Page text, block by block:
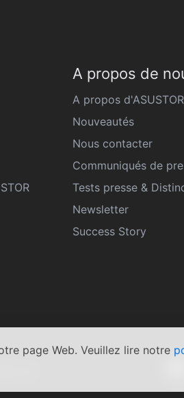
page Web. Veuillez lire notre
A propos de
A propos d'ASUSTOR
Nouveautés
Nous contacter
Communiqués de
Tests presse &
Newsletter
Success Story